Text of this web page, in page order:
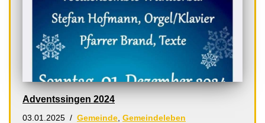
Adventssingen 2024
03.01.2025 Gemeinde, Gemeindeleben